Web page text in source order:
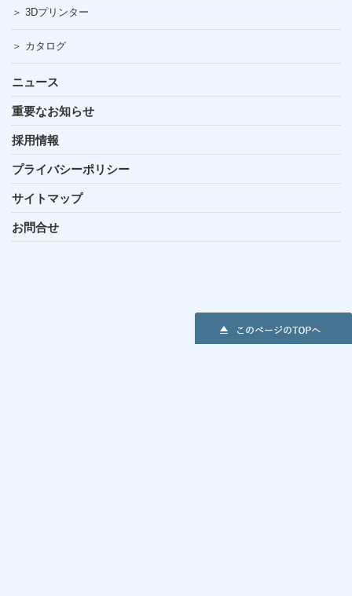
＞ 3Dプリンター
＞ カタログ
ニュース
重要なお知らせ
採用情報
プライバシーポリシー
サイトマップ
お問合せ